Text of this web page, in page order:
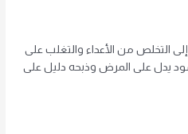
التخلص من الأعداء والتغلب على
يدل على المرض وذبحه دليل على